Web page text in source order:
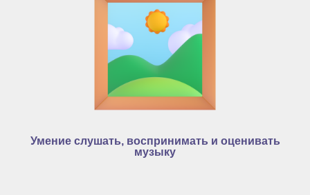
Умение слушать, воспринимать и оценивать
музыку